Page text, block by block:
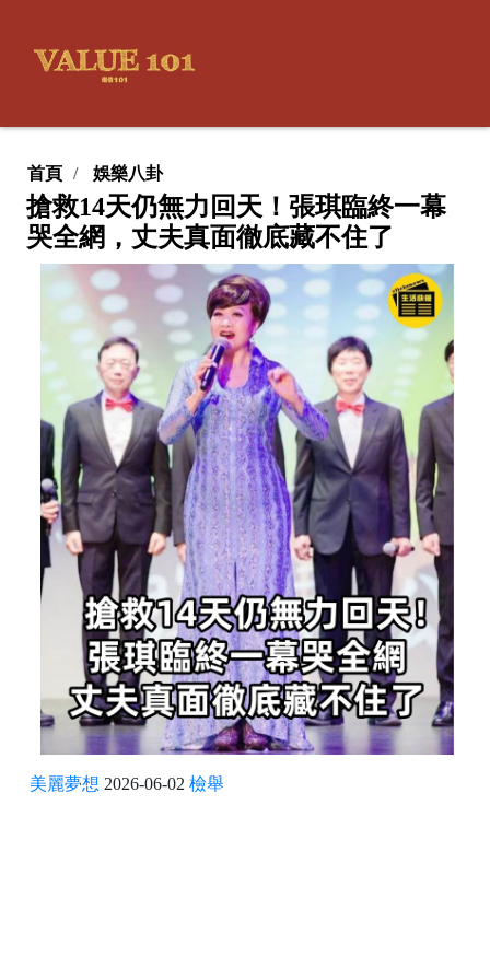
首頁 娛樂八卦
搶救14天仍無力回天！張琪臨終一幕
哭全網，丈夫真面徹底藏不住了
美麗夢想 2026-06-02 檢舉